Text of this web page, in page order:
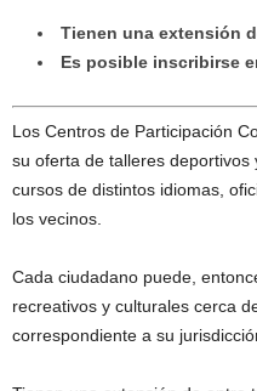
Tienen una extensión
Es posible inscribirse
Los Centros de Participación
su oferta de talleres
cursos de distintos idiomas,
los vecinos.
Cada ciudadano puede,
recreativos y culturales cerca
correspondiente a su